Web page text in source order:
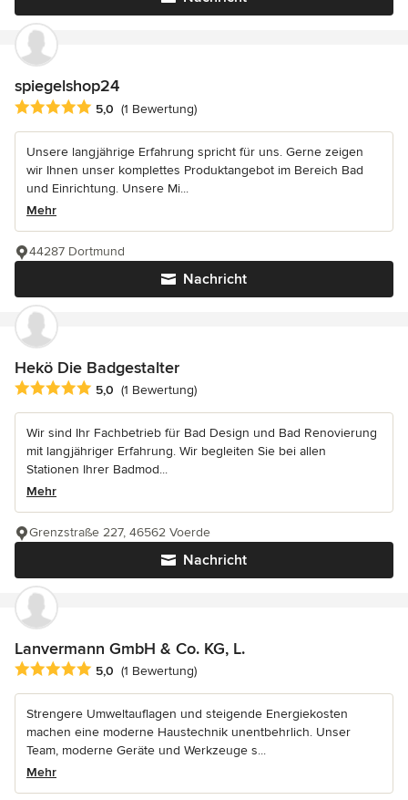
spiegelshop24
Durchschnittliche Bewertung: 5 von 5 Sternen
5,0 (1 Bewertung)
Unsere langjährige Erfahrung spricht für uns. Gerne zeigen
wir Ihnen unser komplettes Produktangebot im Bereich Bad
und Einrichtung. Unsere Mi...
Mehr
Nachricht
44287 Dortmund
Hekö Die Badgestalter
Durchschnittliche Bewertung: 5 von 5 Sternen
5,0 (1 Bewertung)
Wir sind Ihr Fachbetrieb für Bad Design und Bad Renovierung
mit langjähriger Erfahrung. Wir begleiten Sie bei allen
Stationen Ihrer Badmod...
Mehr
Nachricht
Grenzstraße 227, 46562 Voerde
Lanvermann GmbH & Co. KG, L.
Durchschnittliche Bewertung: 5 von 5 Sternen
5,0 (1 Bewertung)
Strengere Umweltauflagen und steigende Energiekosten
machen eine moderne Haustechnik unentbehrlich. Unser
Team, moderne Geräte und Werkzeuge s...
Mehr